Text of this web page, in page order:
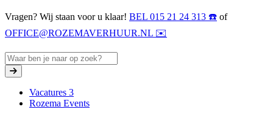
Vragen? Wij staan voor u klaar! BEL 015 21 24 313 ☎️ of
OFFICE@ROZEMAVERHUUR.NL ✉️
Vacatures 3
Rozema Events